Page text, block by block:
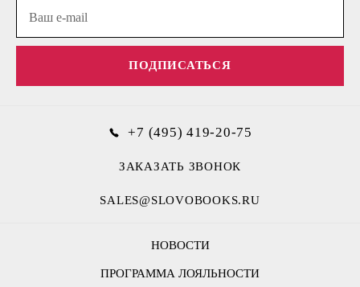
НОВОСТИ
ПРОГРАММА ЛОЯЛЬНОСТИ
ПОДПИСАТЬСЯ
+7 (495) 419-20-75
ЗАКАЗАТЬ ЗВОНОК
SALES@SLOVOBOOKS.RU